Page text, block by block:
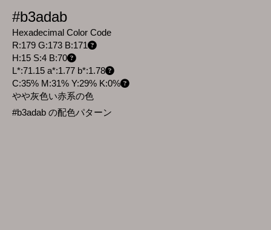
#b3adab
Hexadecimal Color Code
R:179 G:173 B:171
H:15 S:4 B:70
L*:71.15 a*:1.77 b*:1.78
C:35% M:31% Y:29% K:0%
やや灰色い赤系の色
#b3adab の配色パターン